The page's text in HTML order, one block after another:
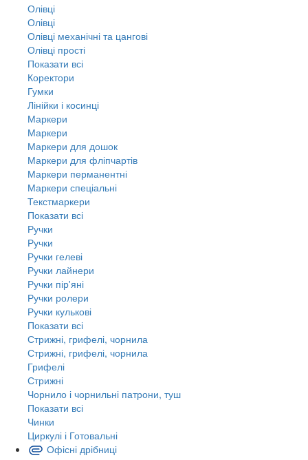
Олівці
Олівці
Олівці механічні та цангові
Олівці прості
Показати всі
Коректори
Гумки
Лінійки і косинці
Маркери
Маркери
Маркери для дошок
Маркери для фліпчартів
Маркери перманентні
Маркери спеціальні
Текстмаркери
Показати всі
Ручки
Ручки
Ручки гелеві
Ручки лайнери
Ручки пір'яні
Ручки ролери
Ручки кулькові
Показати всі
Стрижні, грифелі, чорнила
Стрижні, грифелі, чорнила
Грифелі
Стрижні
Чорнило і чорнильні патрони, туш
Показати всі
Чинки
Циркулі і Готовальні
Офісні дрібниці